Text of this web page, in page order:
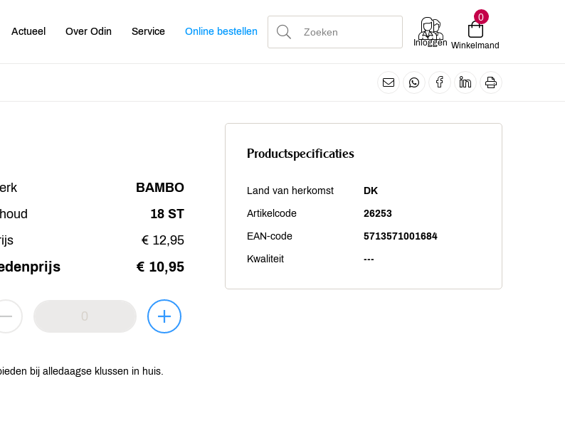
Actueel Over Odin Service Online bestellen
Inloggen
0
Winkelmand
BAMBO
18 ST
€ 12,95
€ 10,95
bij alledaagse klussen in huis.
Productspecificaties
Land van herkomst DK
Artikelcode 26253
EAN-code 5713571001684
Kwaliteit ---